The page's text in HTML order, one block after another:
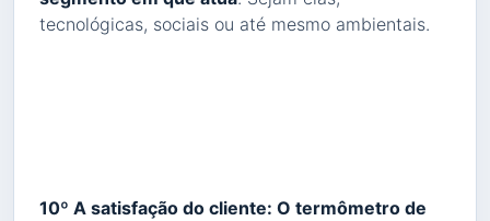
tecnológicas, sociais ou até mesmo ambientais.
10º A satisfação do cliente: O termômetro de